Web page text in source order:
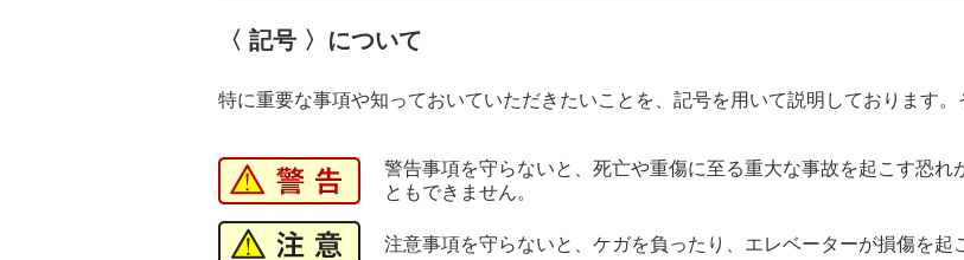
〈 記号 〉について
特に重要な事項や知っておいていただきたいことを、記号を用いて説明しております
警告事項を守らないと、死亡や重傷に至る重大な事故を起こす恐れ
ともできません。
注意事項を守らないと、ケガを負ったり、エレベーターが損傷を起